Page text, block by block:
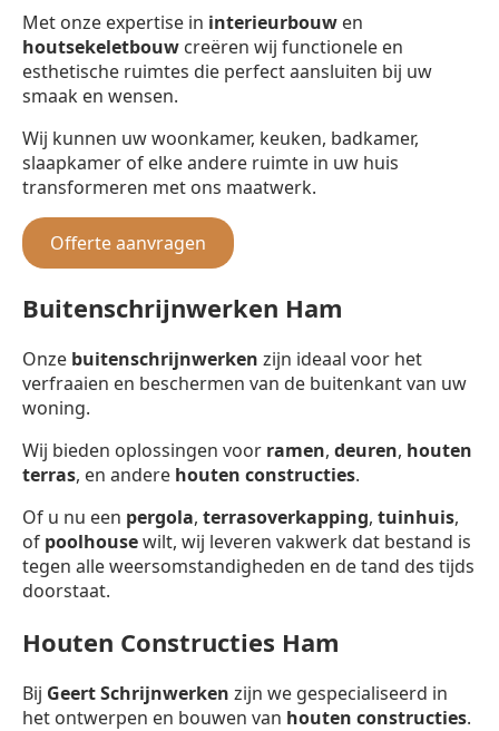
Met onze expertise in interieurbouw en
houtsekeletbouw creëren wij functionele en
esthetische ruimtes die perfect aansluiten bij uw
smaak en wensen.
Wij kunnen uw woonkamer, keuken, badkamer,
slaapkamer of elke andere ruimte in uw huis
transformeren met ons maatwerk.
Offerte aanvragen
Buitenschrijnwerken Ham
Onze buitenschrijnwerken zijn ideaal voor het
verfraaien en beschermen van de buitenkant van uw
woning.
Wij bieden oplossingen voor ramen, deuren, houten
terras, en andere houten constructies.
Of u nu een pergola, terrasoverkapping, tuinhuis,
of poolhousewilt, wij leveren vakwerk dat bestand is
tegen alle weersomstandigheden en de tand des tijds
doorstaat.
Houten Constructies Ham
Bij Geert Schrijnwerken zijn we gespecialiseerd in
het ontwerpen en bouwen van houten constructies.